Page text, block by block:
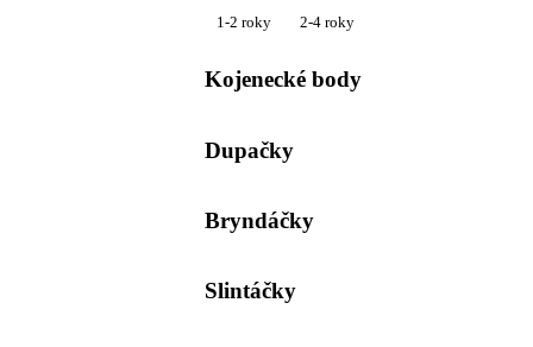
1-2 roky 2-4 roky
Kojenecké body
Dupačky
Bryndáčky
Slintáčky